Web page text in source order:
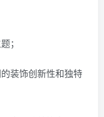
；
装饰创新性和独特